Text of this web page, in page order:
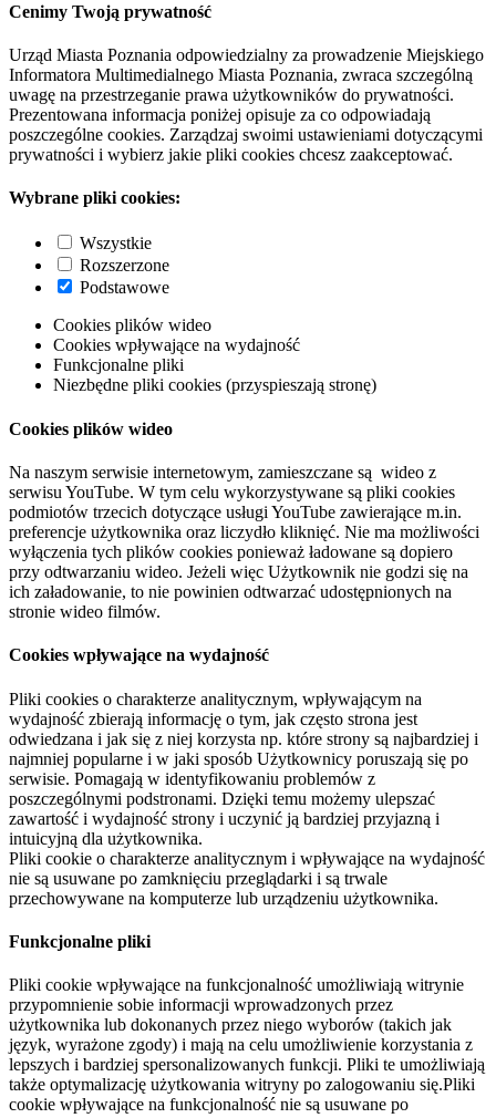
Cenimy Twoją prywatność
Urząd Miasta Poznania odpowiedzialny za prowadzenie Miejskiego
Informatora Multimedialnego Miasta Poznania, zwraca szczególną
uwagę na przestrzeganie prawa użytkowników do prywatności.
Prezentowana informacja poniżej opisuje za co odpowiadają
poszczególne cookies. Zarządzaj swoimi ustawieniami dotyczącymi
prywatności i wybierz jakie pliki cookies chcesz zaakceptować.
Wybrane pliki cookies:
Wszystkie
Rozszerzone
Podstawowe
Cookies plików wideo
Cookies wpływające na wydajność
Funkcjonalne pliki
Niezbędne pliki cookies (przyspieszają stronę)
Cookies plików wideo
Na naszym serwisie internetowym, zamieszczane są wideo z
serwisu YouTube. W tym celu wykorzystywane są pliki cookies
podmiotów trzecich dotyczące usługi YouTube zawierające m.in.
preferencje użytkownika oraz liczydło kliknięć. Nie ma możliwości
wyłączenia tych plików cookies ponieważ ładowane są dopiero
przy odtwarzaniu wideo. Jeżeli więc Użytkownik nie godzi się na
ich załadowanie, to nie powinien odtwarzać udostępnionych na
stronie wideo filmów.
Cookies wpływające na wydajność
Pliki cookies o charakterze analitycznym, wpływającym na
wydajność zbierają informację o tym, jak często strona jest
odwiedzana i jak się z niej korzysta np. które strony są najbardziej i
najmniej popularne i w jaki sposób Użytkownicy poruszają się po
serwisie. Pomagają w identyfikowaniu problemów z
poszczególnymi podstronami. Dzięki temu możemy ulepszać
zawartość i wydajność strony i uczynić ją bardziej przyjazną i
intuicyjną dla użytkownika.
Pliki cookie o charakterze analitycznym i wpływające na wydajność
nie są usuwane po zamknięciu przeglądarki i są trwale
przechowywane na komputerze lub urządzeniu użytkownika.
Funkcjonalne pliki
Pliki cookie wpływające na funkcjonalność umożliwiają witrynie
przypomnienie sobie informacji wprowadzonych przez
użytkownika lub dokonanych przez niego wyborów (takich jak
język, wyrażone zgody) i mają na celu umożliwienie korzystania z
lepszych i bardziej spersonalizowanych funkcji. Pliki te umożliwiają
także optymalizację użytkowania witryny po zalogowaniu się.Pliki
cookie wpływające na funkcjonalność nie są usuwane po